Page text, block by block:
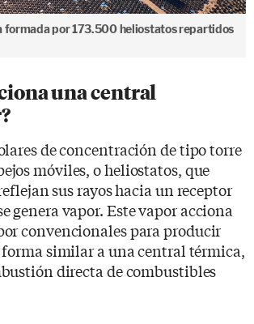
formada por 173.500 heliostatos repartidos
una central
de concentración de tipo torre
móviles, o heliostatos, que
sus rayos hacia un receptor
genera vapor. Este vapor acciona
convencionales para producir
similar a una central térmica,
directa de combustibles